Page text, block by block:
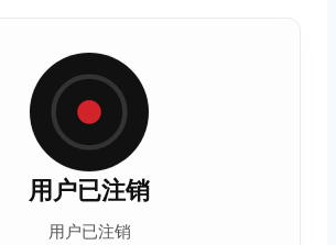
用户已注销
用户已注销